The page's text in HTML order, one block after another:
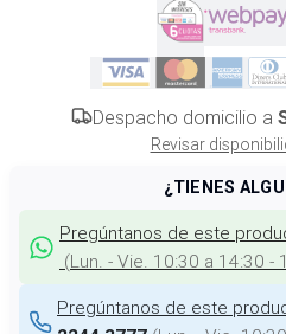
Despacho domicilio a
Revisar
¿TIENES
Pregúntanos de este
(Lun. - Vie. 10:30 a 14:30 -
Pregúntanos de este